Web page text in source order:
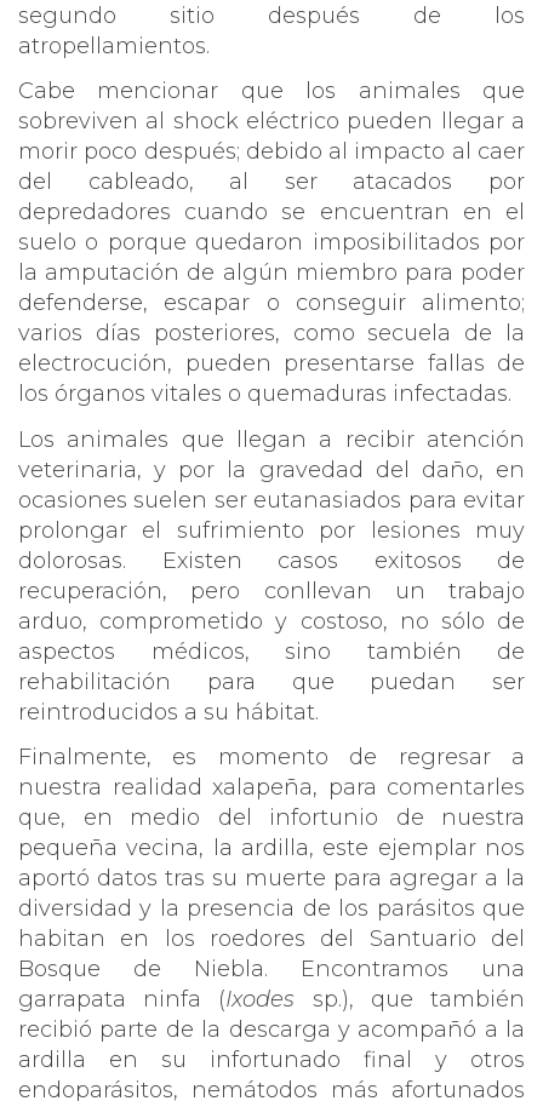
segundo sitio después de los
atropellamientos.
Cabe mencionar que los animales que
sobreviven al shock eléctrico pueden llegar a
morir poco después; debido al impacto al caer
del cableado, al ser atacados por
depredadores cuando se encuentran en el
suelo o porque quedaron imposibilitados por
la amputación de algún miembro para poder
defenderse, escapar o conseguir alimento;
varios días posteriores, como secuela de la
electrocución, pueden presentarse fallas de
los órganos vitales o quemaduras infectadas.
Los animales que llegan a recibir atención
veterinaria, y por la gravedad del daño, en
ocasiones suelen ser eutanasiados para evitar
prolongar el sufrimiento por lesiones muy
dolorosas. Existen casos exitosos de
recuperación, pero conllevan un trabajo
arduo, comprometido y costoso, no sólo de
aspectos médicos, sino también de
rehabilitación para que puedan ser
reintroducidos a su hábitat.
Finalmente, es momento de regresar a
nuestra realidad xalapeña, para comentarles
que, en medio del infortunio de nuestra
pequeña vecina, la ardilla, este ejemplar nos
aportó datos tras su muerte para agregar a la
diversidad y la presencia de los parásitos que
habitan en los roedores del Santuario del
Bosque de Niebla. Encontramos una
garrapata ninfa (Ixodes sp.), que también
recibió parte de la descarga y acompañó a la
ardilla en su infortunado final y otros
endoparásitos, nemátodos más afortunados